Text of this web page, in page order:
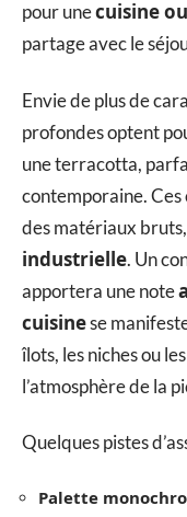
pour unecuisine
partage avec le
Envie de plus de
profondes optent
une terracotta,
contemporaine.
des matériaux
industrielle. Un
apportera une note
cuisinese
îlots, les niches ou
l’atmosphère de la
Quelques pistes
Palette